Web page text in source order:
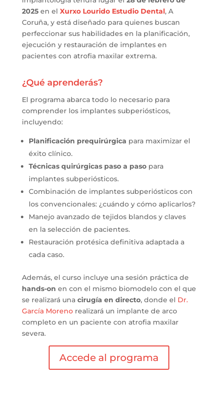
2025en el Xurxo Lourido Estudio Dental, A
Coruña, y está diseñado para quienes buscan
perfeccionar sus habilidades en la planificación,
ejecución y restauración de implantes en
pacientes con atrofia maxilar extrema.
¿Qué aprenderás?
El programa abarca todo lo necesario para
comprender los implantes subperiósticos,
incluyendo:
Planificación prequirúrgica para maximizar el
éxito clínico.
Técnicas quirúrgicas paso a pasopara
implantes subperiósticos.
Combinación de implantes subperiósticos con
los convencionales: ¿cuándo y cómo aplicarlos?
Manejo avanzado de tejidos blandos y claves
en la selección de pacientes.
Restauración protésica definitiva adaptada a
cada caso.
Además, el curso incluye una sesión práctica de
hands-on en con el mismo biomodelo con el que
se realizará una cirugía en directo, donde el Dr.
García Morenorealizará un implante de arco
completo en un paciente con atrofia maxilar
severa.
Accede al programa